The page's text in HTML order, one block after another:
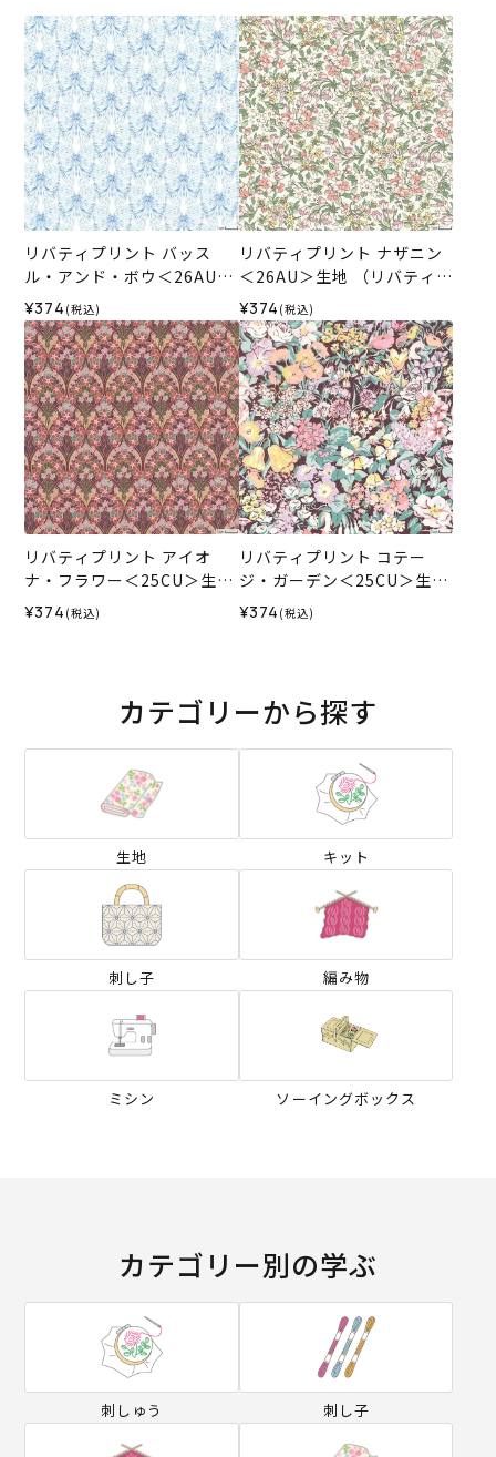
リバティプリント バッス
ル・アンド・ボウ＜26AU＞
生地 （リバティ・ファブリ
ックス）2026SS
¥374 (税込)
リバティプリント ナザニン
＜26AU＞生地 （リバティ・
ファブリックス）2026SS
¥374 (税込)
リバティプリント アイオ
ナ・フラワー＜25CU＞生地
（リバティ・ファブリック
ス）2025AW
¥374 (税込)
リバティプリント コテー
ジ・ガーデン＜25CU＞生地
（リバティ・ファブリック
ス）2025AW
¥374 (税込)
カテゴリーから探す
生地 キット
刺し子 編み物
ミシン ソーイングボックス
カテゴリー別の学ぶ
刺しゅう 刺し子